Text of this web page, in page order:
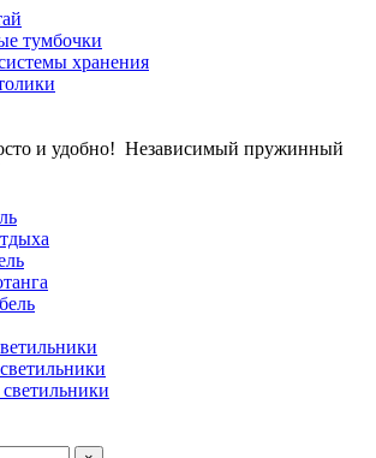
тумбочки
хранения
и удобно! Независимый пружинный